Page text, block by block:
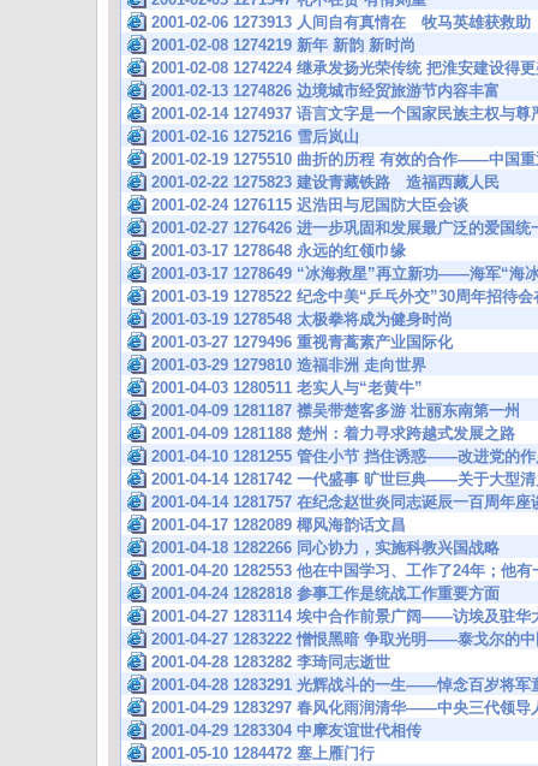
2001-02-06 1273913 人间自有真情在 牧马英雄获救助
2001-02-08 1274219 新年 新韵 新时尚
2001-02-08 1274224 继承发扬光荣传统 把淮安建设得
2001-02-13 1274826 边境城市经贸旅游节内容丰富
2001-02-14 1274937 语言文字是一个国家民族主权与
2001-02-16 1275216 雪后岚山
2001-02-19 1275510 曲折的历程 有效的合作——中国
2001-02-22 1275823 建设青藏铁路 造福西藏人民
2001-02-24 1276115 迟浩田与尼国防大臣会谈
2001-02-27 1276426 进一步巩固和发展最广泛的爱国
2001-03-17 1278648 永远的红领巾缘
2001-03-17 1278649 “冰海救星”再立新功——海军“海
2001-03-19 1278522 纪念中美“乒乓外交”30周年招待
2001-03-19 1278548 太极拳将成为健身时尚
2001-03-27 1279496 重视青蒿素产业国际化
2001-03-29 1279810 造福非洲 走向世界
2001-04-03 1280511 老实人与“老黄牛”
2001-04-09 1281187 襟吴带楚客多游 壮丽东南第一州
2001-04-09 1281188 楚州：着力寻求跨越式发展之路
2001-04-10 1281255 管住小节 挡住诱惑——改进党的
2001-04-14 1281742 一代盛事 旷世巨典——关于大型
2001-04-14 1281757 在纪念赵世炎同志诞辰一百周年座
2001-04-17 1282089 椰风海韵话文昌
2001-04-18 1282266 同心协力，实施科教兴国战略
2001-04-20 1282553 他在中国学习、工作了24年；他
2001-04-24 1282818 参事工作是统战工作重要方面
2001-04-27 1283114 埃中合作前景广阔——访埃及驻华
2001-04-27 1283222 憎恨黑暗 争取光明——泰戈尔的
2001-04-28 1283282 李琦同志逝世
2001-04-28 1283291 光辉战斗的一生——悼念百岁将军
2001-04-29 1283297 春风化雨润清华——中央三代领导
2001-04-29 1283304 中摩友谊世代相传
2001-05-10 1284472 塞上雁门行